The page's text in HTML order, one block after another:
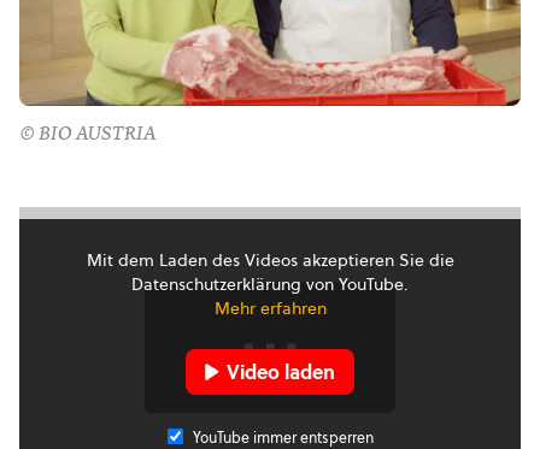
© BIO AUSTRIA
Mit dem Laden des Videos akzeptieren Sie die
Datenschutzerklärung von YouTube.
Mehr erfahren
Video laden
YouTube immer entsperren